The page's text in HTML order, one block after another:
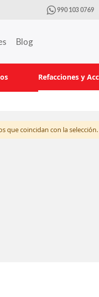
990 103 0769
Blog
Refacciones y
que coincidan con la selección.